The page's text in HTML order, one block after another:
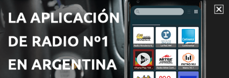
33 -
Viernes 19 de Noviembre, Antioquia Amanece "El
Legado" | Últimas noticias de Medellín y Antioquia
19 nov. 2021
Miércoles 17 de Noviembre, Antioquia Amanece
"El Legado" | Últimas noticias de Medellín y
Antioquia